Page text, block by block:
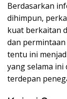
Berdasarkan
dihimpun,
kuat berkaitan
dan
tentu ini
yang selama ini
terdepan